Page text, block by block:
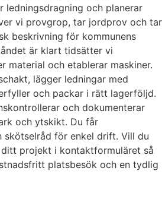
ledningsdragning och planerar
vi provgrop, tar jordprov och tar
beskrivning för kommunens
är klart tidsätter vi
material och etablerar maskiner.
lägger ledningar med
och packar i rätt lagerföljd.
och dokumenterar
och ytskikt. Du får
skötselråd för enkel drift. Vill du
ditt projekt i kontaktformuläret så
platsbesök och en tydlig